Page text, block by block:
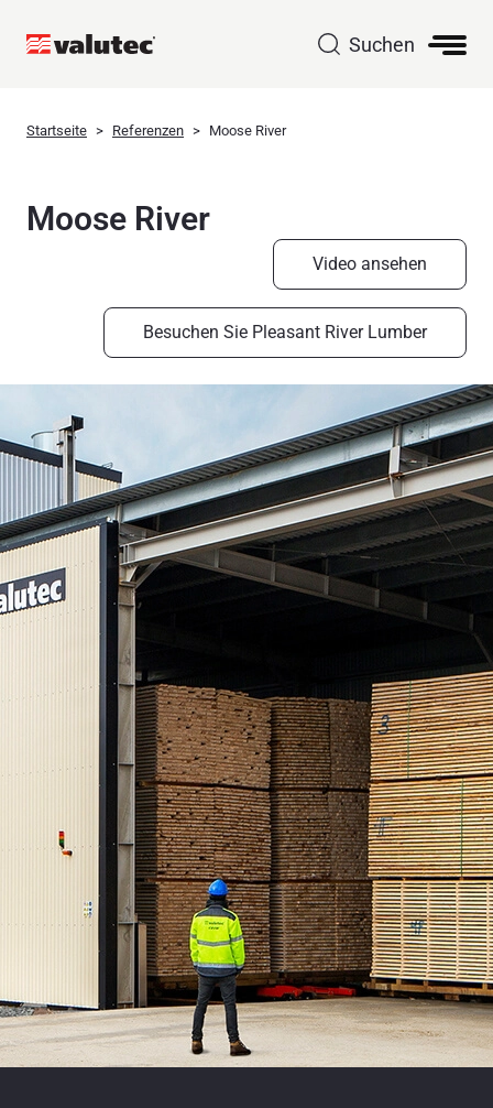
Suchen
Startseite Referenzen Moose River
Moose River
Video ansehen
Besuchen Sie Pleasant River Lumber